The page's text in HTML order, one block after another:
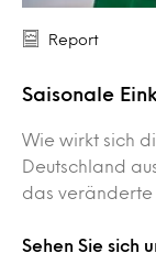
Report
Saisonale
Wie wirkt sich
Deutschland
das veränderte
Sehen Sie sich